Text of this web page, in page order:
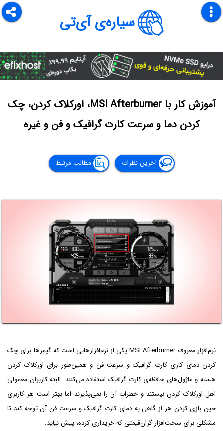
سیاره‌ی آی‌تی
آموزش کار با MSI Afterburner، اورکلاک کردن، چک
کردن دما و سرعت کارت گرافیک و فن و غیره
آخرین نظرات مطالب مرتبط
نرم‌افزار معروف MSI Afterburner یکی از نرم‌افزارهایی است که گیمرها برای چک
کردن دمای کاری کارت گرافیک و سرعت فن و همین‌طور برای اورکلاک کردن
هسته و ماژول‌های حافظه‌ی کارت گرافیک استفاده می‌کنند. البته کاربران معمولی
اهل اورکلاک کردن نیستند و خطرات آن را نمی‌پذیرند اما بهتر است هر کاربری
حین بازی کردن هر از گاهی به دمای کارت گرافیک و سرعت فن آن توجه کند تا
مشکلی برای سخت‌افزار گران‌قیمتی که خریداری کرده، پیش نیاید.